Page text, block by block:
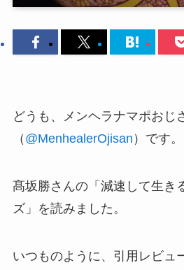
どうも、メンヘラナマポおじ
（ @MenhealerOjisan ）です。
髙坂勝さんの「減速して生
ズ」を読みました。
いつものように、引用レビュ